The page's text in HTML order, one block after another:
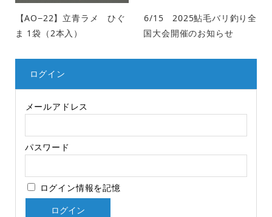
【AO−22】立青ラメ ひぐ
ま 1袋（2本入）
6/15 2025鮎毛バリ釣り全
国大会開催のお知らせ
ログイン
メールアドレス
パスワード
ログイン情報を記憶